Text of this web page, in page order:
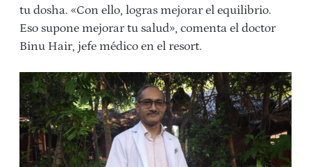
tu dosha. «Con ello, logras mejorar el equilibrio.
Eso supone mejorar tu salud», comenta el doctor
Binu Hair, jefe médico en el resort.